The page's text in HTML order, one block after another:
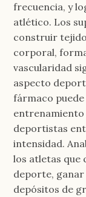
frecuencia, y
atlético. Los
construir
corporal,
vascularidad
aspecto
fármaco
entrenamiento
deportistas
intensidad.
los atletas que
deporte, ganar
depósitos de